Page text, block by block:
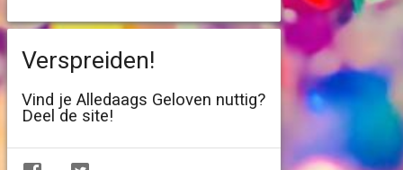
Verspreiden!
Vind je Alledaags Geloven nuttig?
Deel de site!